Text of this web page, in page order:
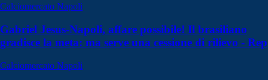
Calciomercato Napoli
Gabriel Jesus-Napoli, affare possibile! Il brasiliano
gradisce la meta: ma serve una cessione di rilievo - Rep
Calciomercato Napoli